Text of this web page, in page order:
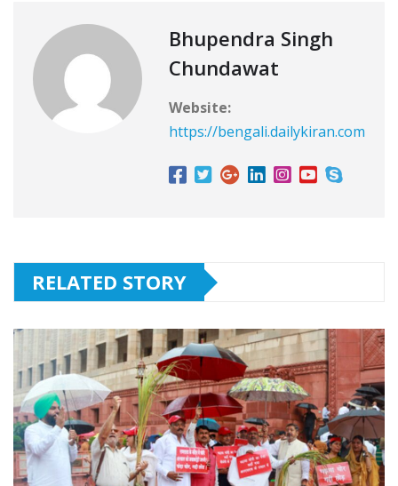
Bhupendra Singh
Chundawat
Website:
https://bengali.dailykiran.com
RELATED STORY